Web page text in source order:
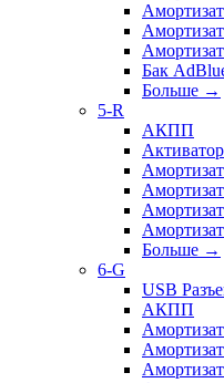
Бак
Больше →
5-R
АКПП
Больше →
6-G
USB
АКПП